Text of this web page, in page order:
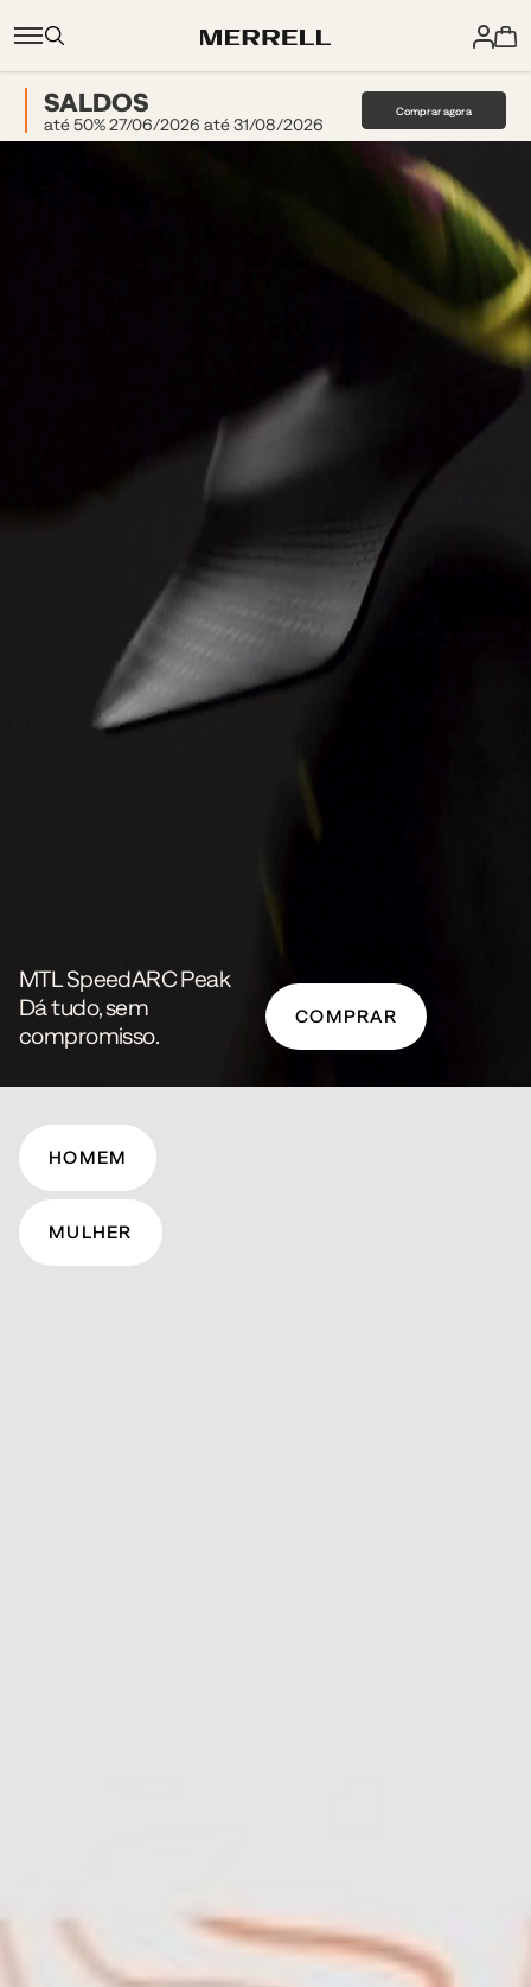
SALDOS
até 50% 27/06/2026 até 31/08/2026
Comprar agora
MTL SpeedARC Peak
Dá tudo, sem
compromisso.
COMPRAR
HOMEM
MULHER